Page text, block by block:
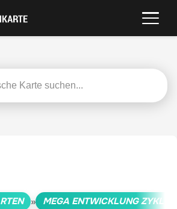
» MEGA ENTWICKLUNG ZYKLUS